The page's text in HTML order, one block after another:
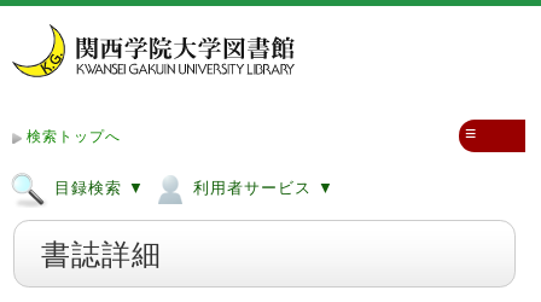
検索トップへ
目録検索 ▼ 利用者サービス ▼
≡
書誌詳細